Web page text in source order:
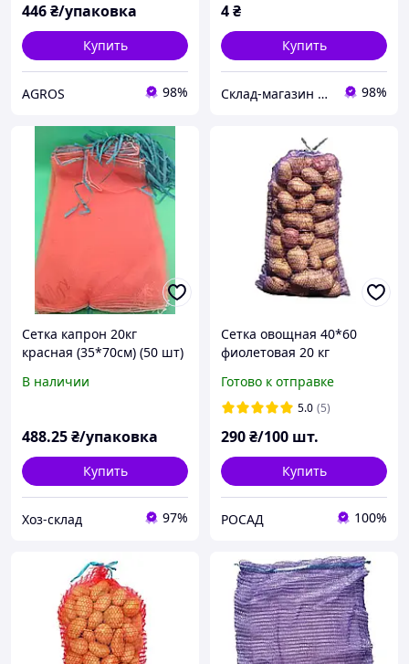
446₴/упаковка
Купить
AGROS 98%
4₴
Купить
Склад-магазин " Свояк " 98%
Сетка капрон 20кг
красная (35*70см) (50 шт)
В наличии
488.25₴/упаковка
Купить
Хоз-склад 97%
Сетка овощная 40*60
фиолетовая 20 кг
Готово к отправке
5.0 (5)
290₴/100 шт.
Купить
РОСАД 100%